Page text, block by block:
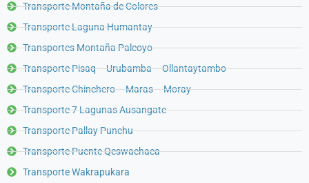
Transporte Montaña de Colores
Transporte Laguna Humantay
Transportes Montaña Palcoyo
Transporte Pisaq – Urubamba – Ollantaytambo
Transporte Chinchero – Maras – Moray
Transporte 7 Lagunas Ausangate
Transporte Pallay Punchu
Transporte Puente Qeswachaca
Transporte Wakrapukara